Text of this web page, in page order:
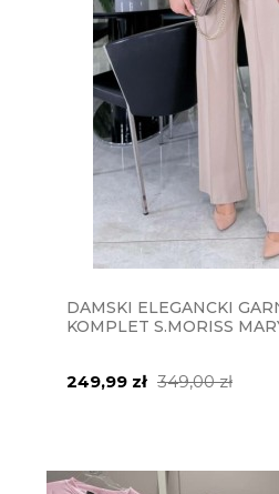
DAMSKI ELEGANCKI
KOMPLET S.MORISS
249,99 zł 349,00 zł